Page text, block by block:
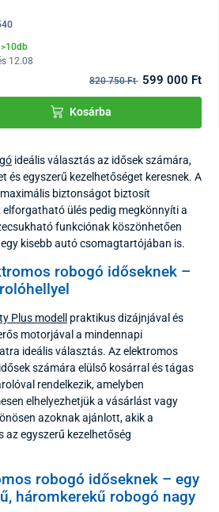
12.08
820 750 Ft 599 000 Ft
Kosárba
ideális választás az idősek számára,
és egyszerű kezelhetőséget keresnek. A
biztonságot biztosít
elforgatható ülés pedig megkönnyíti a
funkciónak köszönhetően
kisebb autó csomagtartójában is.
robogó időseknek –
Plus modell
praktikus dizájnjával és
motorjával a mindennapi
ideális választás. Az elektromos
számára elülső kosárral és tágas
rendelkezik, amelyben
elhelyezhetjük a vásárlást vagy
azoknak ajánlott, akik a
az egyszerű kezelhetőség
robogó időseknek – egy
háromkerekű robogó nagy